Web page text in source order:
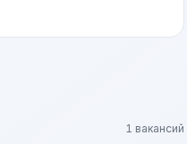
1 вакансий